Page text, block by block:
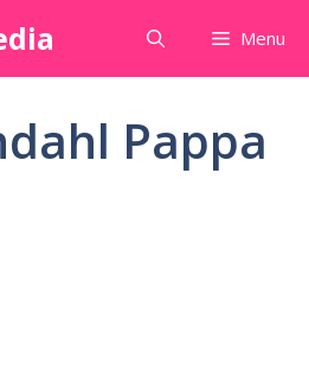
Menu
Pappa